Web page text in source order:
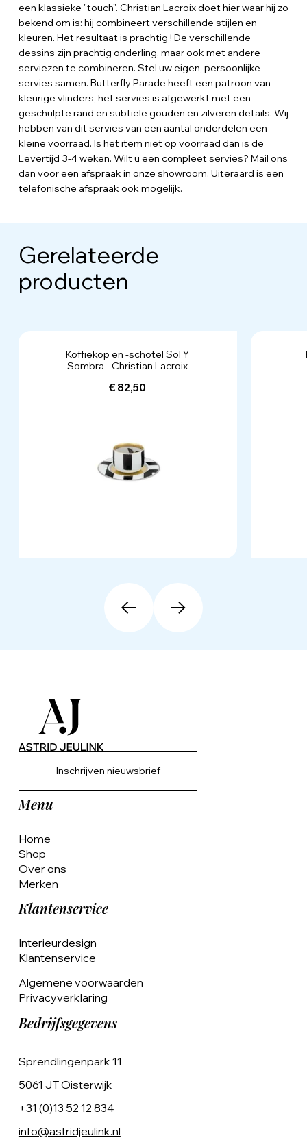
een klassieke "touch". Christian Lacroix doet hier waar hij zo
bekend om is: hij combineert verschillende stijlen en
kleuren. Het resultaat is prachtig ! De verschillende
dessins zijn prachtig onderling, maar ook met andere
serviezen te combineren. Stel uw eigen, persoonlijke
servies samen. Butterfly Parade heeft een patroon van
kleurige vlinders, het servies is afgewerkt met een
geschulpte rand en subtiele gouden en zilveren details. Wij
hebben van dit servies van een aantal onderdelen een
kleine voorraad. Is het item niet op voorraad dan is de
Levertijd 3-4 weken. Wilt u een compleet servies? Mail ons
dan voor een afspraak in onze showroom. Uiteraard is een
telefonische afspraak ook mogelijk.
Gerelateerde
producten
Koffiekop en -schotel Sol Y
Sombra - Christian Lacroix
€ 82,50
Inschrijven nieuwsbrief
Menu
Home
Shop
Over ons
Merken
Klantenservice
Interieurdesign
Klantenservice
Algemene voorwaarden
Privacyverklaring
Bedrijfsgegevens
Sprendlingenpark 11
5061 JT Oisterwijk
+31 (0)13 52 12 834
info@astridjeulink.nl